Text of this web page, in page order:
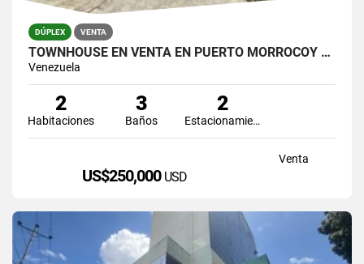
DÚPLEX VENTA
TOWNHOUSE EN VENTA EN PUERTO MORROCOY TUCACAS VENEZUELA
Venezuela
2
Habitaciones
3
Baños
2
Estacionamiento
Venta
US$250,000 USD